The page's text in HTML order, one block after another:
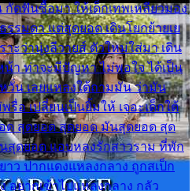
ดฟันซื้อมา ให้เด็กเทพเหลียวมอง
รรมดา แต่สุดยอด เดินโยกย้ายเย
าะว่านุ่งลีวายส์ ตัวใหม่ใส่มา เดิน
น้า ท่าจะมีปัญหา ไม่พอใจ ได้เป็น
วั่น เลยแหลงใต้ถามมัน ว่ามัน
อ เปลี่ยนเป็นยิ้มให้ เจอะเด็กใต้
ด สุดยอด สุดยอด มันสุดยอด สุด
สุดยอด แอบหลงรักสาวราม ที่พัก
าว ปากแดงแหลงกลาง ถูกสเป็ก
อยากเข้าไปแหลงกลาง กลัว